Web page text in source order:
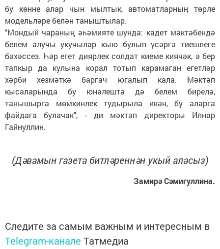
бу көнне алар чын мылтык, автоматларның төрле
модельләре белән таныштылар.
"Мондый чараның әһәмияте шунда: кадет мәктәбендә
белем алучы укучылар кыю булып үсәргә тиешлеге
бәхәссез. Һәр егет диярлек солдат киеме киячәк, ә бер
тапкыр да кулына корал тотып карамаган егетләр
хәрби хезмәткә баргач югалып кала. Мәктәп
кысаларында бу юнәлештә дә белем бирелә,
танышырга мөмкинлек тудырыла икән, бу аларга
файдага булачак", - ди мәктәп директоры Илнар
Гайнуллин.
(Дәвамын газета битләреннән укый аласыз)
Замирә Сәмигуллина.
Следите за самым важным и интересным в
Telegram-канале Татмедиа